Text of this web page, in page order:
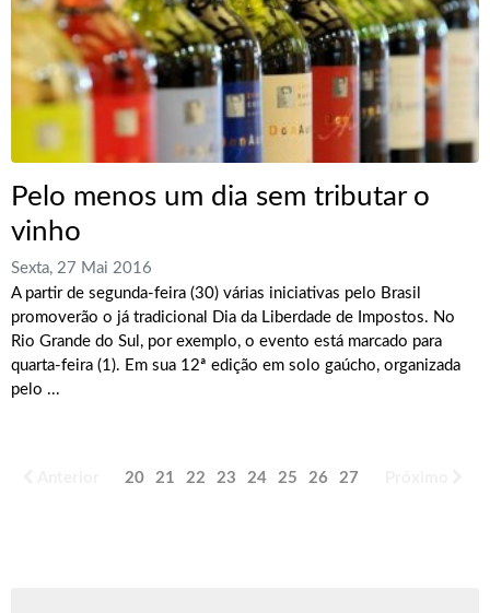
Pelo menos um dia sem tributar o
vinho
Sexta, 27 Mai 2016
A partir de segunda-feira (30) várias iniciativas pelo Brasil
promoverão o já tradicional Dia da Liberdade de Impostos. No
Rio Grande do Sul, por exemplo, o evento está marcado para
quarta-feira (1). Em sua 12ª edição em solo gaúcho, organizada
pelo ...
20 21 22 23 24 25 26 27